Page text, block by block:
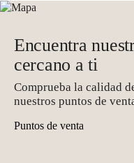
Encuentra
cercano a ti
Comprueba la calidad
nuestros puntos de
Puntos de venta